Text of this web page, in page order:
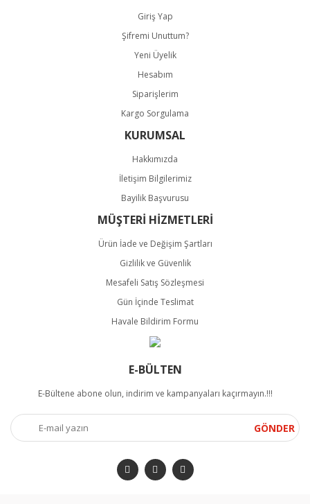
Gönder
Giriş Yap
Şifremi Unuttum?
Yeni Üyelik
Hesabım
Siparişlerim
Kargo Sorgulama
KURUMSAL
Hakkımızda
İletişim Bilgilerimiz
Bayilik Başvurusu
MÜŞTERİ HİZMETLERİ
Ürün İade ve Değişim Şartları
Gizlilik ve Güvenlik
Mesafeli Satış Sözleşmesi
Gün İçinde Teslimat
Havale Bildirim Formu
E-BÜLTEN
E-Bültene abone olun, indirim ve kampanyaları kaçırmayın.!!!
GÖNDER